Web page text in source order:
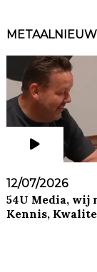
12/07/2026
54U Media, wij
Kennis,